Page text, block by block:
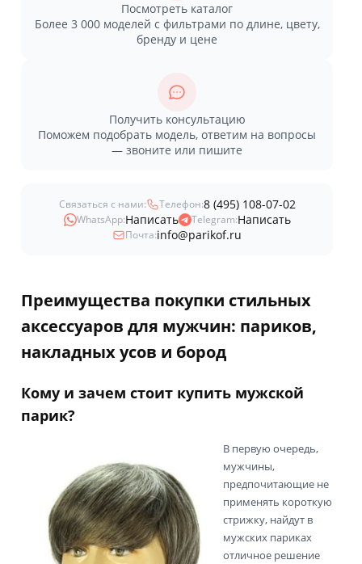
Посмотреть каталог
Более 3 000 моделей с фильтрами по длине, цвету,
бренду и цене
Получить консультацию
Поможем подобрать модель, ответим на вопросы
— звоните или пишите
Связаться с нами: Телефон:8 (495) 108-07-02
WhatsApp:Написать Telegram:Написать
Почта:info@parikof.ru
Преимущества покупки стильных
аксессуаров для мужчин: париков,
накладных усов и бород
Кому и зачем стоит купить мужской
парик?
В первую очередь,
мужчины,
предпочитающие не
применять короткую
стрижку, найдут в
мужских париках
отличное решение